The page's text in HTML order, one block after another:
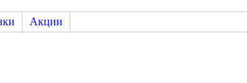
Акции